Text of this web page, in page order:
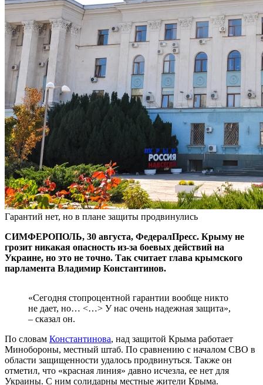
Гарантий нет, но в плане защиты продвинулись
СИМФЕРОПОЛЬ, 30 августа, ФедералПресс. Крыму не
грозит никакая опасность из-за боевых действий на
Украине, но это не точно. Так считает глава крымского
парламента Владимир Константинов.
«Сегодня стопроцентной гарантии вообще никто
не дает, но… <…> У нас очень надежная защита»,
– сказал он.
По словам Константинова, над защитой Крыма работает
Минобороны, местный штаб. По сравнению с началом СВО в
области защищенности удалось продвинуться. Также он
отметил, что «красная линия» давно исчезла, ее нет для
Украины. С ним солидарны местные жители Крыма.